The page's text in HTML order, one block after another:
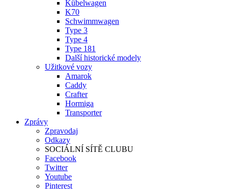
Kübelwagen
K70
Schwimmwagen
Type 3
Type 4
Type 181
Další historické modely
Užitkové vozy
Amarok
Caddy
Crafter
Hormiga
Transporter
Zprávy
Zpravodaj
Odkazy
SOCIÁLNÍ SÍTĚ CLUBU
Facebook
Twitter
Youtube
Pinterest